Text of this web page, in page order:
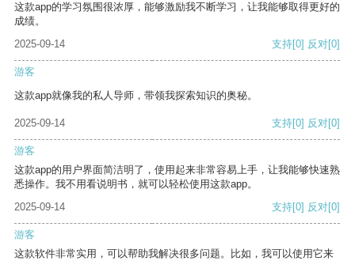
这款app的学习氛围很浓厚，能够激励我不断学习，让我能够取得更好的
成绩。
2025-09-14
支持[0] 反对[0]
游客
这款app就像我的私人导师，带领我探索知识的奥秘。
2025-09-14 支持[0] 反对[0]
游客
这款app的用户界面简洁明了，使用起来非常容易上手，让我能够快速熟
悉操作。我不用看说明书，就可以轻松使用这款app。
2025-09-14
支持[0] 反对[0]
游客
这款软件非常实用，可以帮助我解决很多问题。比如，我可以使用它来